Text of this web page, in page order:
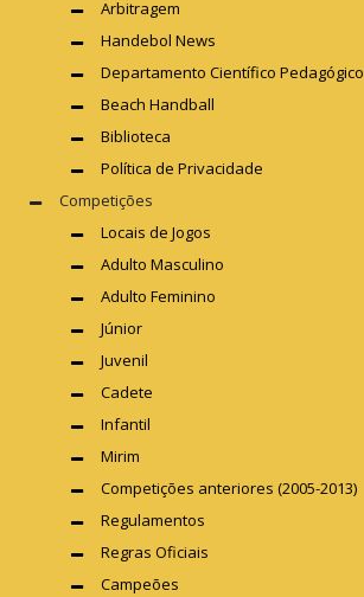
Arbitragem
Handebol News
Departamento Científico Pedagógico
Beach Handball
Biblioteca
Política de Privacidade
Competições
Locais de Jogos
Adulto Masculino
Adulto Feminino
Júnior
Juvenil
Cadete
Infantil
Mirim
Competições anteriores (2005-2013)
Regulamentos
Regras Oficiais
Campeões